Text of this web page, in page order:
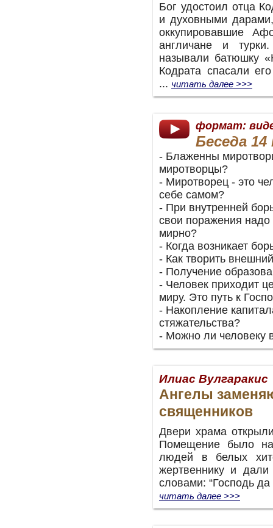
Бог удостоил отца
и духовными
оккупировавшие
англичане и
называли батюшку
Кодрата спасали
... читать далее >>>
формат:
Беседа 14
- Блаженны
миротворцы?
- Миротворец - это
себе самом?
- При внутренней
свои поражения надо
мирно?
- Когда возникает
- Как творить
- Получение
- Человек приходит
миру. Это путь к
- Накопление
стяжательства?
- Можно ли человеку
Илиас Вулгаракис
Ангелы
священников
Двери храма
Помещение было
людей в белых
жертвеннику и
словами: “Господь
читать далее >>>